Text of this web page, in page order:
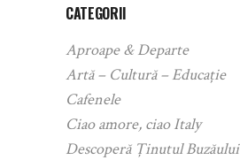
CATEGORII
Aproape & Departe
Artă – Cultură – Educație
Cafenele
Ciao amore, ciao Italy
Descoperă Ținutul Buzăului